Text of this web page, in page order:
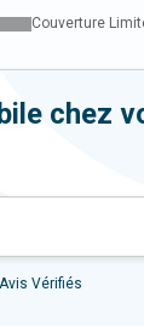
Couverture
chez
Vérifiés